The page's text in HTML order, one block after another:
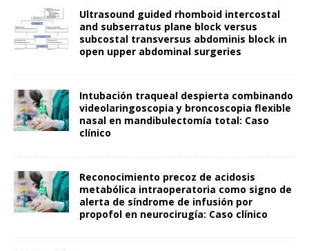
Ultrasound guided rhomboid intercostal
and subserratus plane block versus
subcostal transversus abdominis block in
open upper abdominal surgeries
Intubación traqueal despierta combinando
videolaringoscopia y broncoscopia flexible
nasal en mandibulectomía total: Caso
clínico
Reconocimiento precoz de acidosis
metabólica intraoperatoria como signo de
alerta de síndrome de infusión por
propofol en neurocirugía: Caso clínico